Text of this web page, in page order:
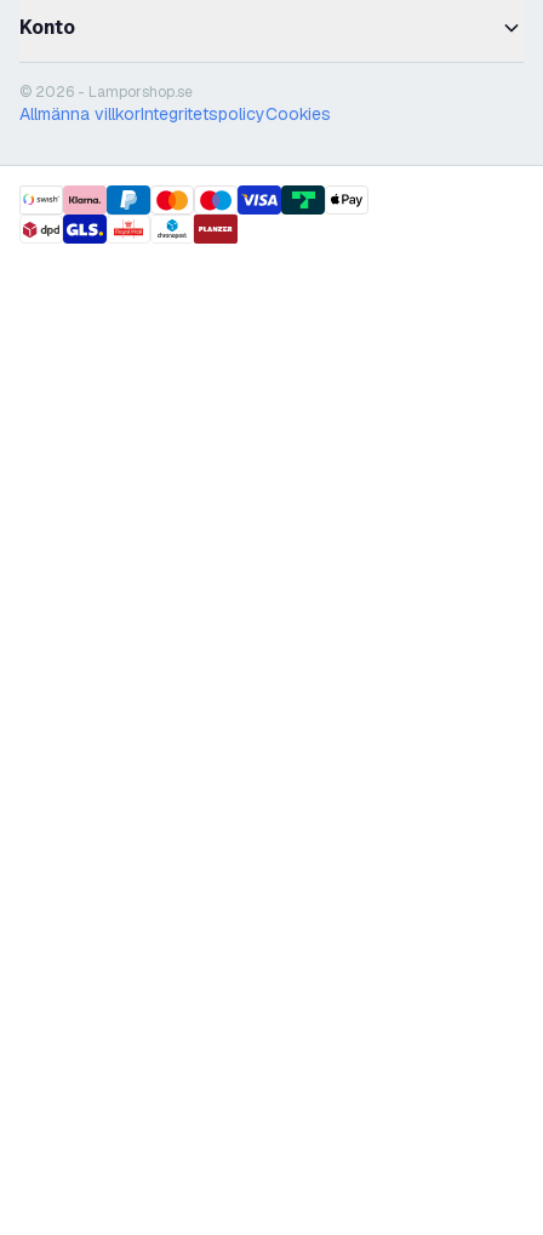
Konto
© 2026 - Lamporshop.se
Allmänna villkorIntegritetspolicyCookies
payment methods
shipment methods